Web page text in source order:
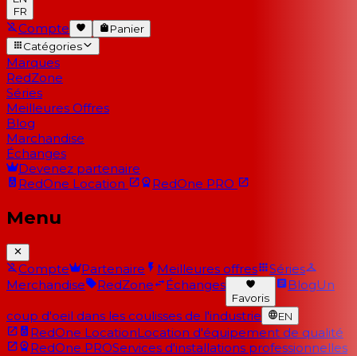
FR
Compte
Panier
Catégories
Marques
RedZone
Séries
Meilleures Offres
Blog
Marchandise
Échanges
Devenez partenaire
RedOne Location RedOne PRO
Menu
Compte Partenaire Meilleures offres
Séries
Merchandise
RedZone Échanges
Favoris
BlogUn
coup d'oeil dans les coulisses de l'industrie EN
RedOne LocationLocation d'équipement de qualité
RedOne PROServices d'installations professionnelles